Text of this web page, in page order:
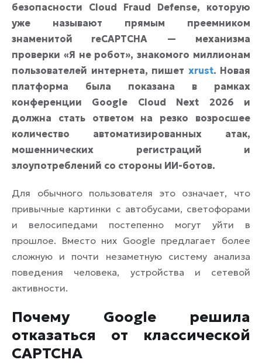
безопасности Cloud Fraud Defense, которую
уже называют прямым преемником
знаменитой reCAPTCHA — механизма
проверки «Я не робот», знакомого миллионам
пользователей интернета, пишет xrust. Новая
платформа была показана в рамках
конференции Google Cloud Next 2026 и
должна стать ответом на резко возросшее
количество автоматизированных атак,
мошеннических регистраций и
злоупотреблений со стороны ИИ-ботов.
Для обычного пользователя это означает, что
привычные картинки с автобусами, светофорами
и велосипедами постепенно могут уйти в
прошлое. Вместо них Google предлагает более
сложную и почти незаметную систему анализа
поведения человека, устройства и сетевой
активности.
Почему Google решила
отказаться от классической
CAPTCHA